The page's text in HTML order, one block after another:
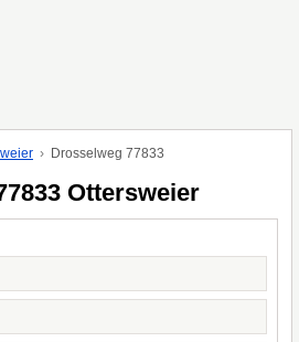
Drosselweg 77833
Ottersweier